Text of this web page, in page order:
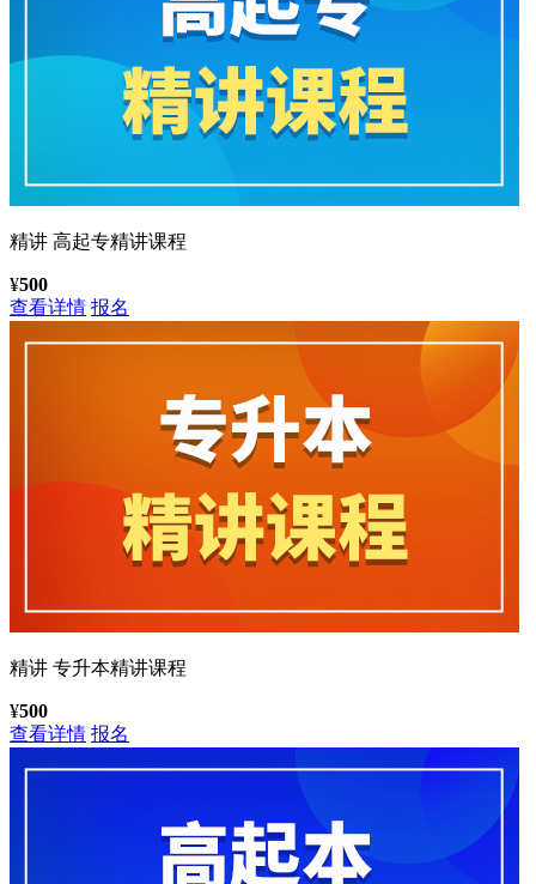
精讲 高起专精讲课程
¥500
查看详情 报名
精讲 专升本精讲课程
¥500
查看详情 报名